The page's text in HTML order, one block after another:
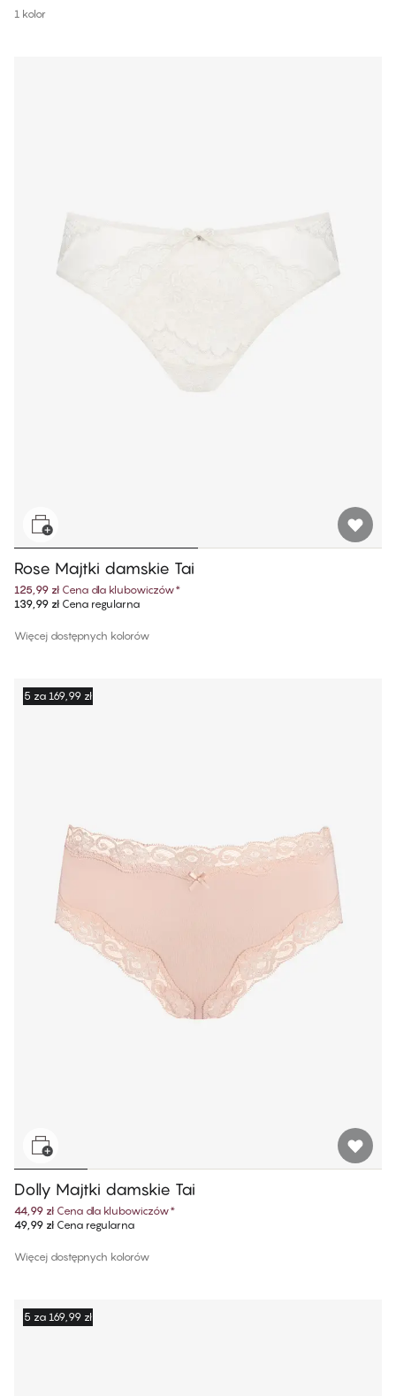
1 kolor
Rose Majtki damskie Tai
125,99 zł Cena dla klubowiczów*
139,99 złCena regularna
Więcej dostępnych kolorów
5 za 169,99 zł
Dolly Majtki damskie Tai
44,99 zł Cena dla klubowiczów*
49,99 złCena regularna
Więcej dostępnych kolorów
5 za 169,99 zł